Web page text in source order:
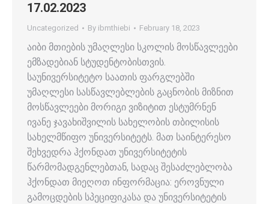
17.02.2023
Uncategorized By ibmthiebi February 18, 2023
აიბი მთიების უმაღლესი სკოლის მოსწავლეები
ემზადებიან სტუდენტობისთვის.
საუნივერსიტეტო საათის ფარგლებში
უმაღლესი სასწავლებლების გაცნობის მიზნით
მოსწავლეები მორიგი ვიზიტით ესტუმრნენ
ივანე ჯავახიშვილის სახელობის თბილისის
სახელმწიფო უნივერსიტეტს. მათ საინტერესო
შეხვედრა ჰქონდათ უნივერსიტეტის
წარმომადგენლებთან, სადაც შესაძლებლობა
ჰქონდათ მიეღოთ ინფორმაცია: ეროვნული
გამოცდების სპეციფიკასა და უნივერსიტეტის